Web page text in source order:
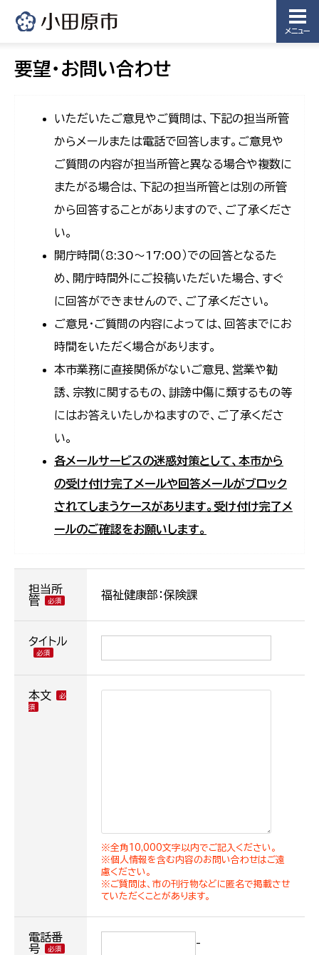
メニュー
要望・お問い合わせ
いただいたご意見やご質問は、下記の担当所管
からメールまたは電話で回答します。ご意見や
ご質問の内容が担当所管と異なる場合や複数に
またがる場合は、下記の担当所管とは別の所管
から回答することがありますので、ご了承くださ
い。
開庁時間（8:30〜17:00）での回答となるた
め、開庁時間外にご投稿いただいた場合、すぐ
に回答ができませんので、ご了承ください。
ご意見・ご質問の内容によっては、回答までにお
時間をいただく場合があります。
本市業務に直接関係がないご意見、営業や勧
誘、宗教に関するもの、誹謗中傷に類するもの等
にはお答えいたしかねますので、ご了承くださ
い。
各メールサービスの迷惑対策として、本市から
の受け付け完了メールや回答メールがブロック
されてしまうケースがあります。受け付け完了メ
ールのご確認をお願いします。
担当所
管
福祉健康部：保険課
タイトル
本文
※全角10,000文字以内でご記入ください。
※個人情報を含む内容のお問い合わせはご遠
慮ください。
※ご質問は、市の刊行物などに匿名で掲載させ
ていただくことがあります。
電話番
号
-